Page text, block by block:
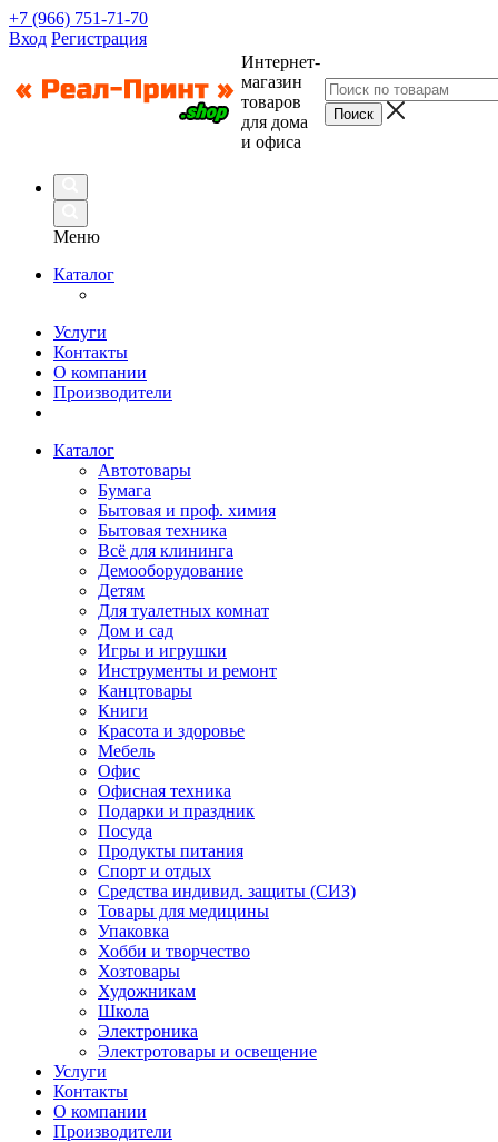
+7 (966) 751-71-70
Вход Регистрация
Интернет-
магазин
товаров
для дома
и офиса
Меню
Каталог
Услуги
Контакты
О компании
Производители
Каталог
Автотовары
Бумага
Бытовая и проф. химия
Бытовая техника
Всё для клининга
Демооборудование
Детям
Для туалетных комнат
Дом и сад
Игры и игрушки
Инструменты и ремонт
Канцтовары
Книги
Красота и здоровье
Мебель
Офис
Офисная техника
Подарки и праздник
Посуда
Продукты питания
Спорт и отдых
Средства индивид. защиты (СИЗ)
Товары для медицины
Упаковка
Хобби и творчество
Хозтовары
Художникам
Школа
Электроника
Электротовары и освещение
Услуги
Контакты
О компании
Производители